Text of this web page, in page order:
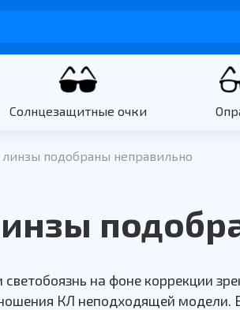
Солнцезащитные очки
линзы подобраны неправильно
на фоне коррекции
КЛ неподходящей модели.